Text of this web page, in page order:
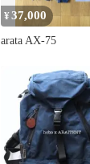
¥37,000
arata AX-75